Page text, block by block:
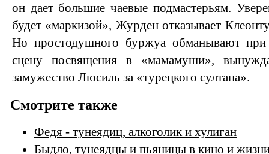
он дает большие чаевые подмастерьям.
будет «маркизой», Журден отказывает
Но простодушного буржуа обманывают
сцену посвящения в «мамамуши»,
замужество Люсиль за «турецкого султана».
Смотрите также
Федя - тунеядиц, алкоголик и хулиган
Быдло, тунеядцы и пьяницы в кино и